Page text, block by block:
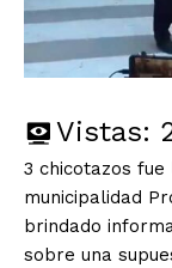
Vistas:
3 chicotazos
municipalidad
brindado
sobre una